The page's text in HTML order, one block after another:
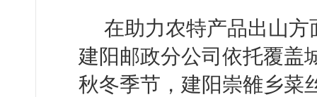
在助力农特产品出山
建阳邮政分公司依托覆盖
秋冬季节，建阳崇雒乡菜